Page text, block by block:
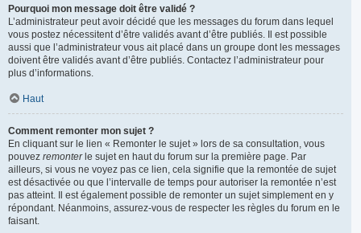
Pourquoi mon message doit être validé ?
L’administrateur peut avoir décidé que les messages du forum dans lequel
vous postez nécessitent d’être validés avant d’être publiés. Il est possible
aussi que l’administrateur vous ait placé dans un groupe dont les messages
doivent être validés avant d’être publiés. Contactez l’administrateur pour
plus d’informations.
Haut
Comment remonter mon sujet ?
En cliquant sur le lien « Remonter le sujet » lors de sa consultation, vous
pouvez remonterle sujet en haut du forum sur la première page. Par
ailleurs, si vous ne voyez pas ce lien, cela signifie que la remontée de sujet
est désactivée ou que l’intervalle de temps pour autoriser la remontée n’est
pas atteint. Il est également possible de remonter un sujet simplement en y
répondant. Néanmoins, assurez-vous de respecter les règles du forum en le
faisant.